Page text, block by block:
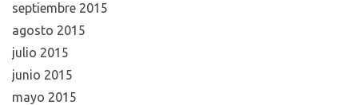
septiembre 2015
agosto 2015
julio 2015
junio 2015
mayo 2015